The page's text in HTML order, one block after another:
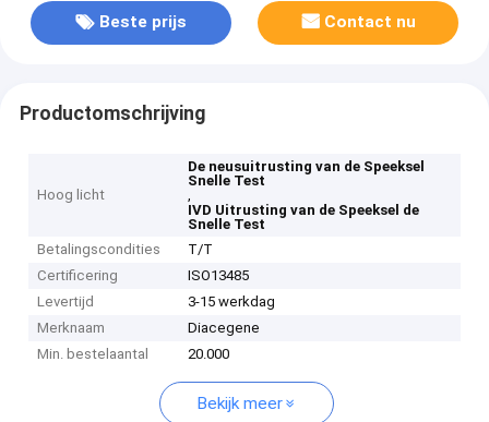
Beste prijs Contact nu
Productomschrijving
Hoog licht
De neusuitrusting van de Speeksel
Snelle Test
,
IVD Uitrusting van de Speeksel de
Snelle Test
Betalingscondities
T/T
Certificering
ISO13485
Levertijd
3-15 werkdag
Merknaam
Diacegene
Min. bestelaantal
20.000
Bekijk meer